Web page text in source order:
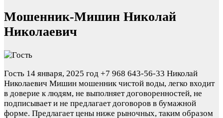
Мошенник-Мишин Николай
Николаевич
Гость 14 января, 2025 год +7 968 643-56-33 Николай
Николаевич Мишин мошенник чистой воды, легко входит
в доверие к людям, не выполняет договоренностей, не
подписывает и не предлагает договоров в бумажной
форме. Предлагает цены ниже рыночных, таким образом